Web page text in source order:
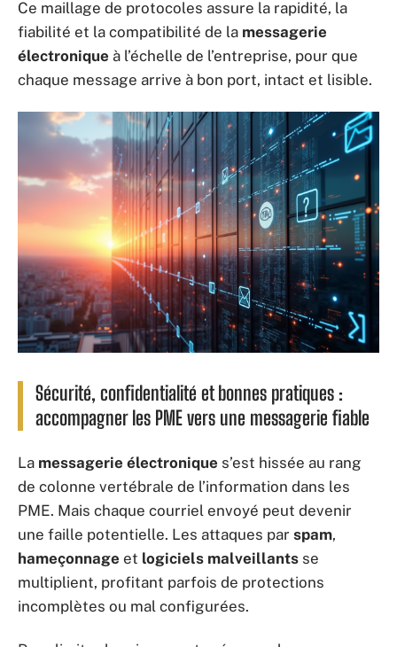
Ce maillage de protocoles assure la rapidité, la
fiabilité et la compatibilité de la messagerie
électronique à l’échelle de l’entreprise, pour que
chaque message arrive à bon port, intact et lisible.
Sécurité, confidentialité et bonnes pratiques :
accompagner les PME vers une messagerie fiable
La messagerie électronique s’est hissée au rang
de colonne vertébrale de l’information dans les
PME. Mais chaque courriel envoyé peut devenir
une faille potentielle. Les attaques par spam,
hameçonnage et logiciels malveillants se
multiplient, profitant parfois de protections
incomplètes ou mal configurées.